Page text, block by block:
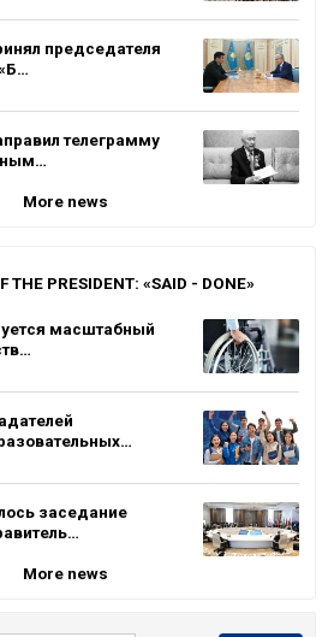
председателя
телеграмму
More news
THE PRESIDENT: «SAID - DONE»
масштабный
заседание
More news